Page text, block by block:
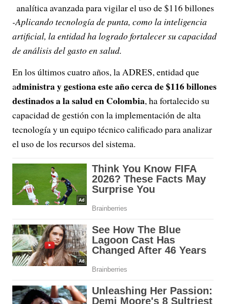
analítica avanzada para vigilar el uso de $116 billones
-Aplicando tecnología de punta, como la inteligencia
artificial, la entidad ha logrado fortalecer su capacidad
de análisis del gasto en salud.
En los últimos cuatro años, la ADRES, entidad que
administra y gestiona este año cerca de $116 billones
destinados a la salud en Colombia, ha fortalecido su
capacidad de gestión con la implementación de alta
tecnología y un equipo técnico calificado para analizar
el uso de los recursos del sistema.